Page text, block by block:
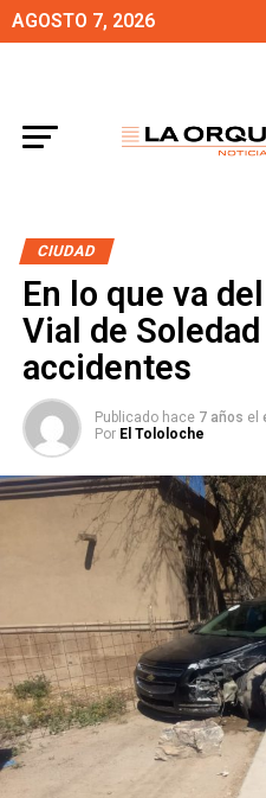
AGOSTO 7, 2026
CIUDAD
En lo que va
Vial de
accidentes
Publicado hace 7 años el
Por El Tololoche